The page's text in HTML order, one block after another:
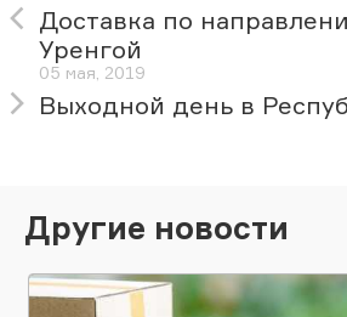
Доставка по
Уренгой
05 мая, 2019
Выходной день в
Другие новости